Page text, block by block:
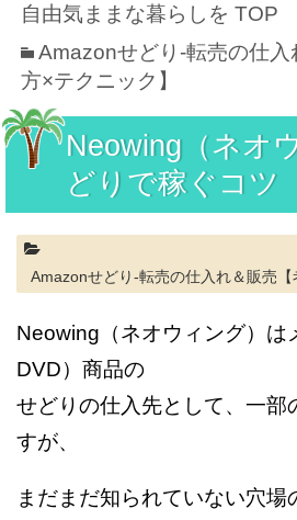
自由気ままな暮らしを TOP
Amazonせどり-転売の仕入
方×テクニック】
Neowing（ネオ
どりで稼ぐコツ
Amazonせどり-転売の仕入れ＆販売【
Neowing（ネオウィング）は
DVD）商品の
せどりの仕入先として、一部
すが、
まだまだ知られていない穴場